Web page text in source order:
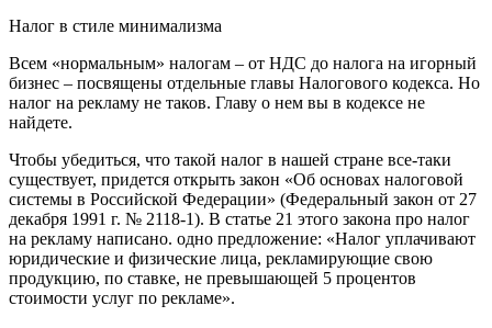
Налог в стиле минимализма
Всем «нормальным» налогам – от НДС до налога на игорный
бизнес – посвящены отдельные главы Налогового кодекса. Но
налог на рекламу не таков. Главу о нем вы в кодексе не
найдете.
Чтобы убедиться, что такой налог в нашей стране все-таки
существует, придется открыть закон «Об основах налоговой
системы в Российской Федерации» (Федеральный закон от 27
декабря 1991 г. № 2118-1). В статье 21 этого закона про налог
на рекламу написано. одно предложение: «Налог уплачивают
юридические и физические лица, рекламирующие свою
продукцию, по ставке, не превышающей 5 процентов
стоимости услуг по рекламе».